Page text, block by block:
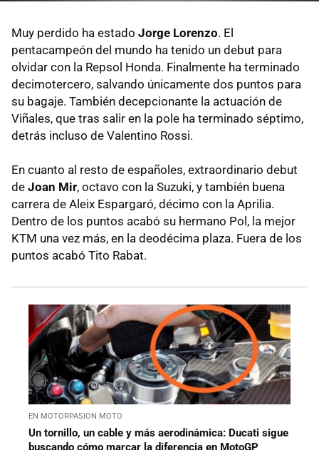
Muy perdido ha estado Jorge Lorenzo. El
pentacampeón del mundo ha tenido un debut para
olvidar con la Repsol Honda. Finalmente ha terminado
decimotercero, salvando únicamente dos puntos para
su bagaje. También decepcionante la actuación de
Viñales, que tras salir en la pole ha terminado séptimo,
detrás incluso de Valentino Rossi.
En cuanto al resto de españoles, extraordinario debut
de Joan Mir, octavo con la Suzuki, y también buena
carrera de Aleix Espargaró, décimo con la Aprilia.
Dentro de los puntos acabó su hermano Pol, la mejor
KTM una vez más, en la deodécima plaza. Fuera de los
puntos acabó Tito Rabat.
EN MOTORPASION MOTO
Un tornillo, un cable y más aerodinámica: Ducati sigue